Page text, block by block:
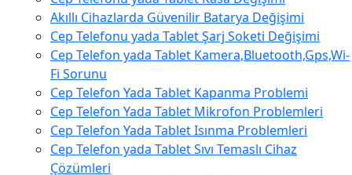
Akıllı Cihazlarda Güvenilir Batarya Değişimi
Cep Telefonu yada Tablet Şarj Soketi Değişimi
Cep Telefon yada Tablet Kamera,Bluetooth,Gps,Wi-
Fi Sorunu
Cep Telefon Yada Tablet Kapanma Problemi
Cep Telefon Yada Tablet Mikrofon Problemleri
Cep Telefon Yada Tablet Isınma Problemleri
Cep Telefon yada Tablet Sıvı Temaslı Cihaz
Çözümleri